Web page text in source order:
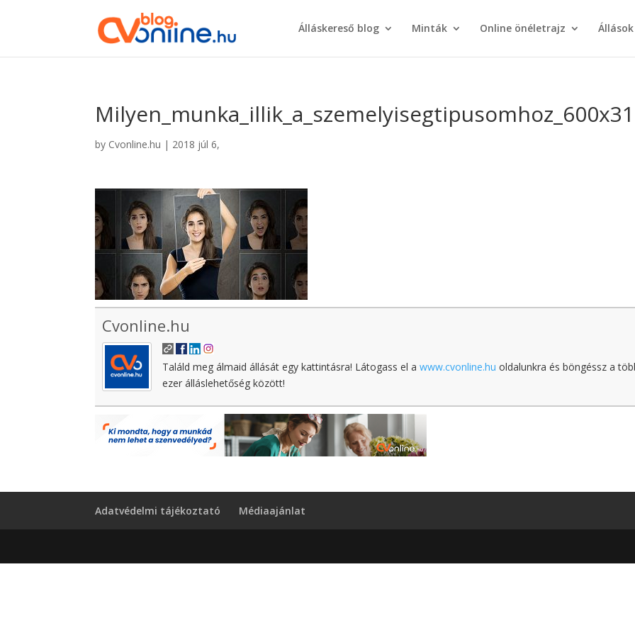
Álláskereső blog Minták Online önéletrajz Állások
by Cvonline.hu | 2018 júl 6,
Cvonline.hu
Találd meg álmaid állását egy kattintásra! Látogass el awww.cvonline.hu oldalunkra és böngéssz a
ezer álláslehetőség között!
Adatvédelmi tájékoztató Médiaajánlat